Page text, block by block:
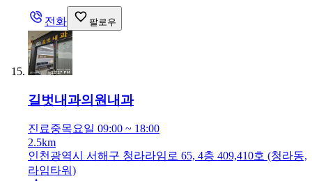
전화 팔로우
길벗내과의원 내과
진료중목요일 09:00 ~ 18:00
2.5km
인천광역시 서해구 청라라임로 65, 4층 409,410호 (청라동,
라임타워)